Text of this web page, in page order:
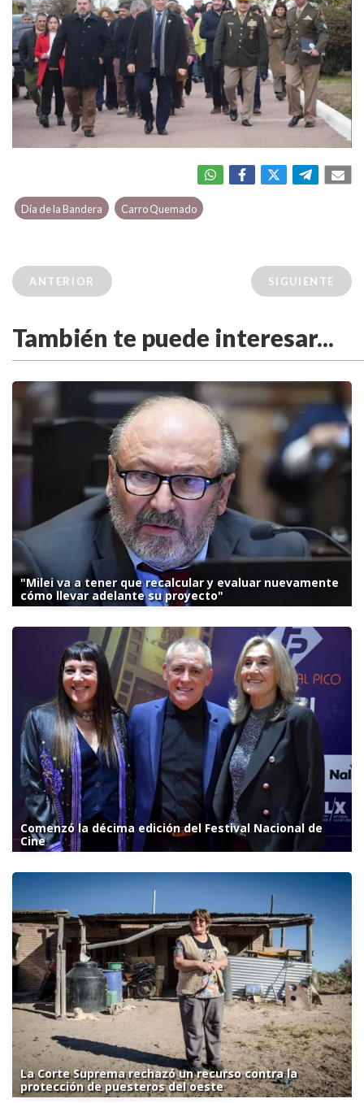
Día de la Bandera Carro Quemado
ANTERIOR SIGUIENTE
También te puede interesar...
"Milei va a tener que recalcular y evaluar nuevamente
cómo llevar adelante su proyecto"
Comenzó la décima edición del Festival Nacional de
Cine
La Corte Suprema rechazó un recurso contra la
protección de puesteros del oeste